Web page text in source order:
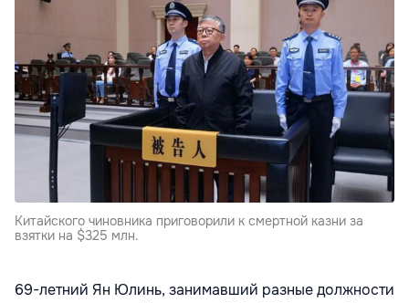
Китайского чиновника приговорили к смертной казни за
взятки на $325 млн.
69-летний Ян Юлинь, занимавший разные должности